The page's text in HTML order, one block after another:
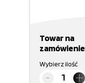
Towar na
zamówienie
Wybierz ilość